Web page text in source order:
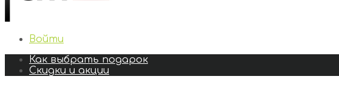
Войти
Как выбрать подарок
Скидки и акции